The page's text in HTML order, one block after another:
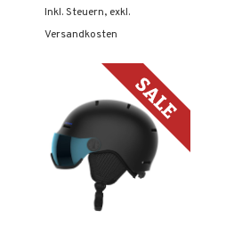
Inkl. Steuern, exkl.
Versandkosten